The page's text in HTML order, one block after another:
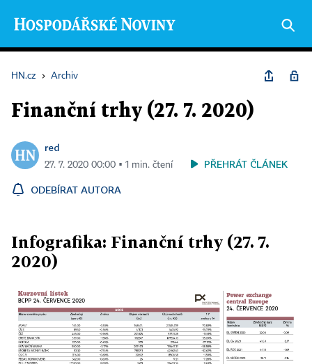
HN.cz › Archiv
Finanční trhy (27. 7. 2020)
red
27. 7. 2020 00:00 ▪ 1 min. čtení PŘEHRÁT ČLÁNEK
ODEBÍRAT AUTORA
Infografika: Finanční trhy (27. 7.
2020)